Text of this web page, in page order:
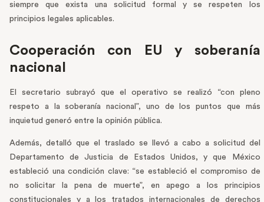
siempre que exista una solicitud formal y se respeten los
principios legales aplicables.
Cooperación con EU y soberanía
nacional
El secretario subrayó que el operativo se realizó “con pleno
respeto a la soberanía nacional”, uno de los puntos que más
inquietud generó entre la opinión pública.
Además, detalló que el traslado se llevó a cabo a solicitud del
Departamento de Justicia de Estados Unidos, y que México
estableció una condición clave: “se estableció el compromiso de
no solicitar la pena de muerte”, en apego a los principios
constitucionales y a los tratados internacionales de derechos